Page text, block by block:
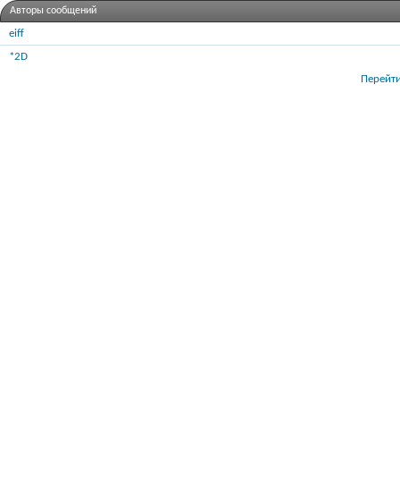
Авторы сообщений
eiff
*2D